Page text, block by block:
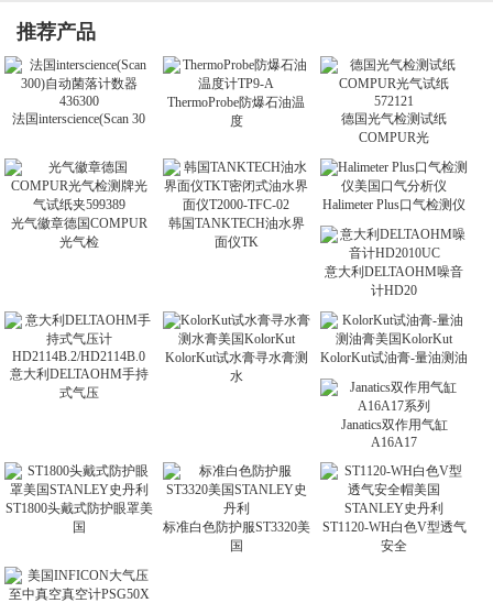
推荐产品
法国interscience(Scan 30
ThermoProbe防爆石油温
度
德国光气检测试纸
COMPUR光
光气徽章德国COMPUR
光气检
韩国TANKTECH油水界
面仪TK
Halimeter Plus口气检测仪
意大利DELTAOHM噪音
计HD20
意大利DELTAOHM手持
式气压
KolorKut试水膏寻水膏测
水
KolorKut试油膏-量油测油
Janatics双作用气缸
A16A17
ST1800头戴式防护眼罩美
国
标准白色防护服ST3320美
国
ST1120-WH白色V型透气
安全